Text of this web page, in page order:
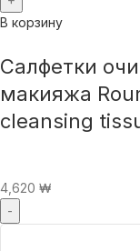
В корзину
Салфетки
макияжа
cleansing
4,620 ₩